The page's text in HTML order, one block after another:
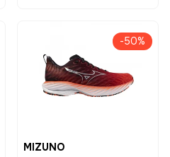
-50%
MIZUNO